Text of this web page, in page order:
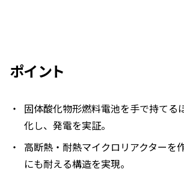
ポイント
固体酸化物形燃料電池を手で持てる
化し、発電を実証。
高断熱・耐熱マイクロリアクターを
にも耐える構造を実現。